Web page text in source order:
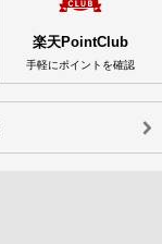
楽天PointClub
手軽にポイントを確認